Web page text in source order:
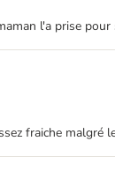
l'a prise
fraiche malgré